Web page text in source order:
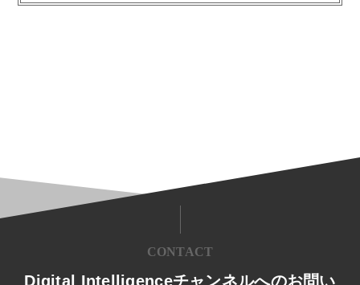
CONTACT
Digital Intelligenceチャンネルへのお問い